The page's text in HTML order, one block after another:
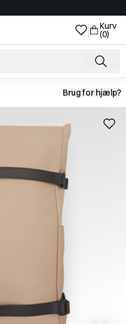
Kurv
(0)
Brug for hjælp?